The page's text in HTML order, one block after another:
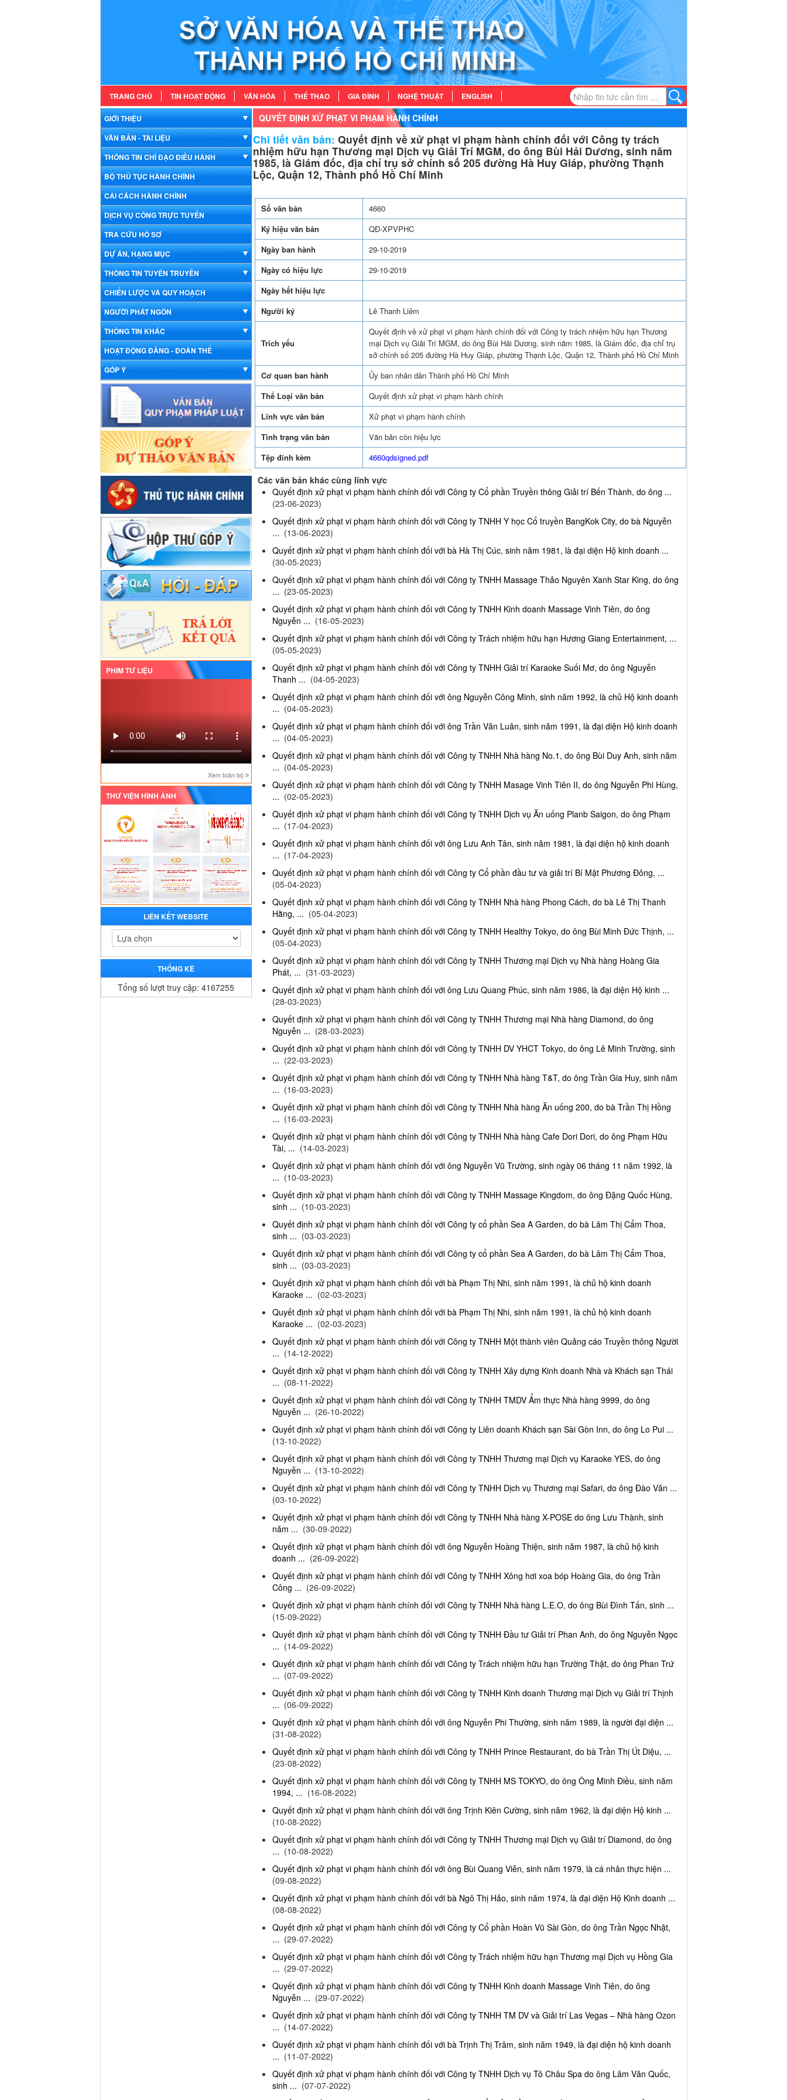
TRANG CHỦ TIN HOẠT ĐỘNG VĂN HÓA THỂ THAO GIA ĐÌNH NGHỆ THUẬT ENGLISH
GIỚI THIỆU
VĂN BẢN - TÀI LIỆU
THÔNG TIN CHỈ ĐẠO ĐIỀU HÀNH
BỘ THỦ TỤC HÀNH CHÍNH
CẢI CÁCH HÀNH CHÍNH
DỊCH VỤ CÔNG TRỰC TUYẾN
TRA CỨU HỒ SƠ
DỰ ÁN, HẠNG MỤC
THÔNG TIN TUYÊN TRUYỀN
CHIẾN LƯỢC VÀ QUY HOẠCH
NGƯỜI PHÁT NGÔN
THÔNG TIN KHÁC
HOẠT ĐỘNG ĐẢNG - ĐOÀN THỂ
GÓP Ý
PHIM TƯ LIỆU
Xem toàn bộ
THƯ VIỆN HÌNH ẢNH
LIÊN KẾT WEBSITE
THỐNG KÊ
Tổng số lượt truy cập: 4167255
QUYẾT ĐỊNH XỬ PHẠT VI PHẠM HÀNH CHÍNH
Chi tiết văn bản: Quyết định về xử phạt vi phạm hành chính đối với Công ty trách
nhiệm hữu hạn Thương mại Dịch vụ Giải Trí MGM, do ông Bùi Hải Dương, sinh năm
1985, là Giám đốc, địa chỉ trụ sở chính số 205 đường Hà Huy Giáp, phường Thạnh
Lộc, Quận 12, Thành phố Hồ Chí Minh
Số văn bản
4660
Ký hiệu văn bản
QĐ-XPVPHC
Ngày ban hành
29-10-2019
Ngày có hiệu lực
29-10-2019
Ngày hết hiệu lực
Người ký
Lê Thanh Liêm
Trích yếu
Quyết định về xử phạt vi phạm hành chính đối với Công ty trách nhiệm hữu hạn Thương
mại Dịch vụ Giải Trí MGM, do ông Bùi Hải Dương, sinh năm 1985, là Giám đốc, địa chỉ trụ
sở chính số 205 đường Hà Huy Giáp, phường Thạnh Lộc, Quận 12, Thành phố Hồ Chí Minh
Cơ quan ban hành
Ủy ban nhân dân Thành phố Hồ Chí Minh
Thể Loại văn bản
Quyết định xử phạt vi phạm hành chính
Lĩnh vực văn bản
Xử phạt vi phạm hành chính
Tình trạng văn bản
Văn bản còn hiệu lực
Tệp đính kèm
4660qdsigned.pdf
Các văn bản khác cùng lĩnh vực
Quyết định xử phạt vi phạm hành chính đối với Công ty Cổ phần Truyền thông Giải trí Bến Thành, do ông ...
(23-06-2023)
Quyết định xử phạt vi phạm hành chính đối với Công ty TNHH Y học Cổ truyền BangKok City, do bà Nguyễn
... (13-06-2023)
Quyết định xử phạt vi phạm hành chính đối với bà Hà Thị Cúc, sinh năm 1981, là đại diện Hộ kinh doanh ...
(30-05-2023)
Quyết định xử phạt vi phạm hành chính đối với Công ty TNHH Massage Thảo Nguyên Xanh Star King, do ông
... (23-05-2023)
Quyết định xử phạt vi phạm hành chính đối với Công ty TNHH Kinh doanh Massage Vinh Tiên, do ông
Nguyễn ... (16-05-2023)
Quyết định xử phạt vi phạm hành chính đối với Công ty Trách nhiệm hữu hạn Hương Giang Entertainment, ...
(05-05-2023)
Quyết định xử phạt vi phạm hành chính đối với Công ty TNHH Giải trí Karaoke Suối Mơ, do ông Nguyễn
Thanh ... (04-05-2023)
Quyết định xử phạt vi phạm hành chính đối với ông Nguyễn Công Minh, sinh năm 1992, là chủ Hộ kinh doanh
... (04-05-2023)
Quyết định xử phạt vi phạm hành chính đối với ông Trần Văn Luân, sinh năm 1991, là đại diện Hộ kinh doanh
... (04-05-2023)
Quyết định xử phạt vi phạm hành chính đối với Công ty TNHH Nhà hàng No.1, do ông Bùi Duy Anh, sinh năm
... (04-05-2023)
Quyết định xử phạt vi phạm hành chính đối với Công ty TNHH Masage Vinh Tiên II, do ông Nguyễn Phi Hùng,
... (02-05-2023)
Quyết định xử phạt vi phạm hành chính đối với Công ty TNHH Dịch vụ Ăn uống Planb Saigon, do ông Phạm
... (17-04-2023)
Quyết định xử phạt vi phạm hành chính đối với ông Lưu Anh Tân, sinh năm 1981, là đại diện hộ kinh doanh
... (17-04-2023)
Quyết định xử phạt vi phạm hành chính đối với Công ty Cổ phần đầu tư và giải trí Bí Mật Phương Đông, ...
(05-04-2023)
Quyết định xử phạt vi phạm hành chính đối với Công ty TNHH Nhà hàng Phong Cách, do bà Lê Thị Thanh
Hằng, ... (05-04-2023)
Quyết định xử phạt vi phạm hành chính đối với Công ty TNHH Healthy Tokyo, do ông Bùi Minh Đức Thịnh, ...
(05-04-2023)
Quyết định xử phạt vi phạm hành chính đối với Công ty TNHH Thương mại Dịch vụ Nhà hàng Hoàng Gia
Phát, ... (31-03-2023)
Quyết định xử phạt vi phạm hành chính đối với ông Lưu Quang Phúc, sinh năm 1986, là đại diện Hộ kinh ...
(28-03-2023)
Quyết định xử phạt vi phạm hành chính đối với Công ty TNHH Thương mại Nhà hàng Diamond, do ông
Nguyễn ... (28-03-2023)
Quyết định xử phạt vi phạm hành chính đối với Công ty TNHH DV YHCT Tokyo, do ông Lê Minh Trường, sinh
... (22-03-2023)
Quyết định xử phạt vi phạm hành chính đối với Công ty TNHH Nhà hàng T&T, do ông Trần Gia Huy, sinh năm
... (16-03-2023)
Quyết định xử phạt vi phạm hành chính đối với Công ty TNHH Nhà hàng Ăn uống 200, do bà Trần Thị Hồng
... (16-03-2023)
Quyết định xử phạt vi phạm hành chính đối với Công ty TNHH Nhà hàng Cafe Dori Dori, do ông Phạm Hữu
Tài, ... (14-03-2023)
Quyết định xử phạt vi phạm hành chính đối với ông Nguyễn Vũ Trường, sinh ngày 06 tháng 11 năm 1992, là
... (10-03-2023)
Quyết định xử phạt vi phạm hành chính đối với Công ty TNHH Massage Kingdom, do ông Đặng Quốc Hùng,
sinh ... (10-03-2023)
Quyết định xử phạt vi phạm hành chính đối với Công ty cổ phần Sea A Garden, do bà Lâm Thị Cẩm Thoa,
sinh ... (03-03-2023)
Quyết định xử phạt vi phạm hành chính đối với Công ty cổ phần Sea A Garden, do bà Lâm Thị Cẩm Thoa,
sinh ... (03-03-2023)
Quyết định xử phạt vi phạm hành chính đối với bà Phạm Thị Nhi, sinh năm 1991, là chủ hộ kinh doanh
Karaoke ... (02-03-2023)
Quyết định xử phạt vi phạm hành chính đối với bà Phạm Thị Nhi, sinh năm 1991, là chủ hộ kinh doanh
Karaoke ... (02-03-2023)
Quyết định xử phạt vi phạm hành chính đối với Công ty TNHH Một thành viên Quảng cáo Truyền thông Người
... (14-12-2022)
Quyết định xử phạt vi phạm hành chính đối với Công ty TNHH Xây dựng Kinh doanh Nhà và Khách sạn Thái
... (08-11-2022)
Quyết định xử phạt vi phạm hành chính đối với Công ty TNHH TMDV Ẩm thực Nhà hàng 9999, do ông
Nguyễn ... (26-10-2022)
Quyết định xử phạt vi phạm hành chính đối với Công ty Liên doanh Khách sạn Sài Gòn Inn, do ông Lo Pui ...
(13-10-2022)
Quyết định xử phạt vi phạm hành chính đối với Công ty TNHH Thương mại Dịch vụ Karaoke YES, do ông
Nguyễn ... (13-10-2022)
Quyết định xử phạt vi phạm hành chính đối với Công ty TNHH Dịch vụ Thương mại Safari, do ông Đào Văn ...
(03-10-2022)
Quyết định xử phạt vi phạm hành chính đối với Công ty TNHH Nhà hàng X-POSE do ông Lưu Thành, sinh
năm ... (30-09-2022)
Quyết định xử phạt vi phạm hành chính đối với ông Nguyễn Hoàng Thiện, sinh năm 1987, là chủ hộ kinh
doanh ... (26-09-2022)
Quyết định xử phạt vi phạm hành chính đối với Công ty TNHH Xông hơi xoa bóp Hoàng Gia, do ông Trần
Công ... (26-09-2022)
Quyết định xử phạt vi phạm hành chính đối với Công ty TNHH Nhà hàng L.E.O, do ông Bùi Đình Tấn, sinh ...
(15-09-2022)
Quyết định xử phạt vi phạm hành chính đối với Công ty TNHH Đầu tư Giải trí Phan Anh, do ông Nguyễn Ngọc
... (14-09-2022)
Quyết định xử phạt vi phạm hành chính đối với Công ty Trách nhiệm hữu hạn Trường Thật, do ông Phan Trứ
... (07-09-2022)
Quyết định xử phạt vi phạm hành chính đối với Công ty TNHH Kinh doanh Thương mại Dịch vụ Giải trí Thịnh
... (06-09-2022)
Quyết định xử phạt vi phạm hành chính đối với ông Nguyễn Phi Thường, sinh năm 1989, là người đại diện ...
(31-08-2022)
Quyết định xử phạt vi phạm hành chính đối với Công ty TNHH Prince Restaurant, do bà Trần Thị Út Diệu, ...
(23-08-2022)
Quyết định xử phạt vi phạm hành chính đối với Công ty TNHH MS TOKYO, do ông Ông Minh Điều, sinh năm
1994, ... (16-08-2022)
Quyết định xử phạt vi phạm hành chính đối với ông Trịnh Kiên Cường, sinh năm 1962, là đại diện Hộ kinh ...
(10-08-2022)
Quyết định xử phạt vi phạm hành chính đối với Công ty TNHH Thương mại Dịch vụ Giải trí Diamond, do ông
... (10-08-2022)
Quyết định xử phạt vi phạm hành chính đối với ông Bùi Quang Viễn, sinh năm 1979, là cá nhân thực hiện ...
(09-08-2022)
Quyết định xử phạt vi phạm hành chính đối với bà Ngô Thị Hảo, sinh năm 1974, là đại diện Hộ Kinh doanh ...
(08-08-2022)
Quyết định xử phạt vi phạm hành chính đối với Công ty Cổ phần Hoàn Vũ Sài Gòn, do ông Trần Ngọc Nhật,
... (29-07-2022)
Quyết định xử phạt vi phạm hành chính đối với Công ty Trách nhiệm hữu hạn Thương mại Dịch vụ Hồng Gia
... (29-07-2022)
Quyết định xử phạt vi phạm hành chính đối với Công ty TNHH Kinh doanh Massage Vinh Tiên, do ông
Nguyễn ... (29-07-2022)
Quyết định xử phạt vi phạm hành chính đối với Công ty TNHH TM DV và Giải trí Las Vegas – Nhà hàng Ozon
... (14-07-2022)
Quyết định xử phạt vi phạm hành chính đối với bà Trịnh Thị Trâm, sinh năm 1949, là đại diện hộ kinh doanh
... (11-07-2022)
Quyết định xử phạt vi phạm hành chính đối với Công ty TNHH Dịch vụ Tô Châu Spa do ông Lâm Văn Quốc,
sinh ... (07-07-2022)